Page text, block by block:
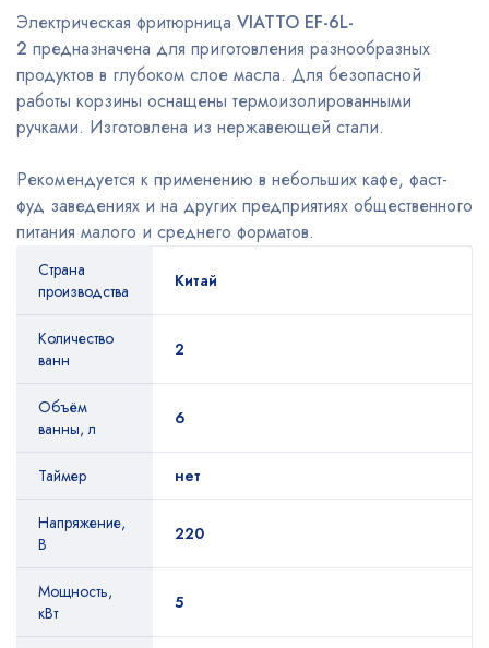
Электрическая фритюрница VIATTO EF-6L-
2 предназначена для приготовления разнообразных
продуктов в глубоком слое масла. Для безопасной
работы корзины оснащены термоизолированными
ручками. Изготовлена из нержавеющей стали.
Рекомендуется к применению в небольших кафе, фаст-
фуд заведениях и на других предприятиях общественного
питания малого и среднего форматов.
Страна
производства
Китай
Количество
ванн
2
Объём
ванны, л
6
Таймер нет
Напряжение,
В
220
Мощность,
кВт
5